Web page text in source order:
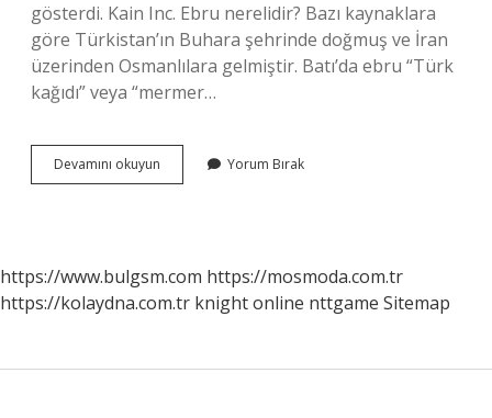
gösterdi. Kain Inc. Ebru nerelidir? Bazı kaynaklara
göre Türkistan’ın Buhara şehrinde doğmuş ve İran
üzerinden Osmanlılara gelmiştir. Batı’da ebru “Türk
kağıdı” veya “mermer…
Devamını okuyun
Kimdir
Yorum Bırak
https://www.bulgsm.com https://mosmoda.com.tr
https://kolaydna.com.tr knight online nttgame Sitemap